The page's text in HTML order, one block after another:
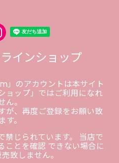
インショップ
」のアカウントは本サイト
ョップ」ではご利用になれ
ん。
が、再度ご登録をお願い致
す。
禁じられています。 当店で
ことを確認 できない場合に
致しません。